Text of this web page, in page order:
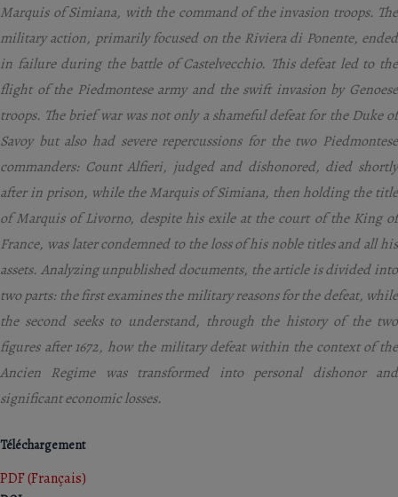
Marquis of Simiana, with the command of the invasion troops. The
military action, primarily focused on the Riviera di Ponente, ended
in failure during the battle of Castelvecchio. This defeat led to the
flight of the Piedmontese army and the swift invasion by Genoese
troops. The brief war was not only a shameful defeat for the Duke of
Savoy but also had severe repercussions for the two Piedmontese
commanders: Count Alfieri, judged and dishonored, died shortly
after in prison, while the Marquis of Simiana, then holding the title
of Marquis of Livorno, despite his exile at the court of the King of
France, was later condemned to the loss of his noble titles and all his
assets. Analyzing unpublished documents, the article is divided into
two parts: the first examines the military reasons for the defeat, while
the second seeks to understand, through the history of the two
figures after 1672, how the military defeat within the context of the
Ancien Regime was transformed into personal dishonor and
significant economic losses.
Téléchargement
PDF (Français)